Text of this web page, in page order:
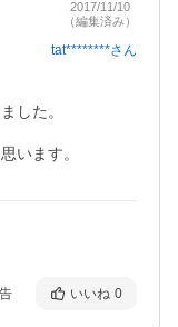
2017/11/10
（編集済み）
tat********さん
した。
います。
いいね 0